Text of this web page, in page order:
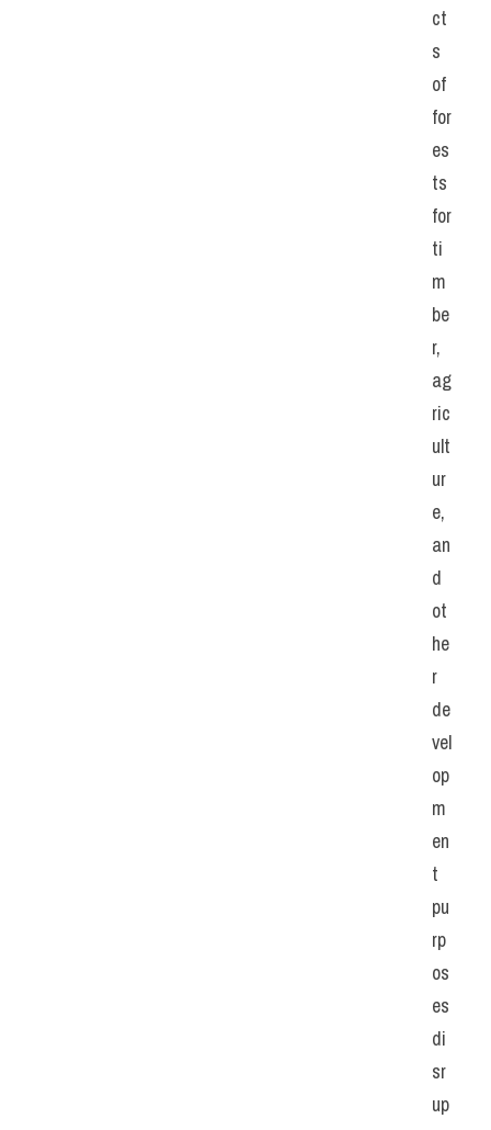
ct
s
of
for
es
ts
for
ti
m
be
r,
ag
ric
ult
ur
e,
an
d
ot
he
r
de
vel
op
m
en
t
pu
rp
os
es
di
sr
up